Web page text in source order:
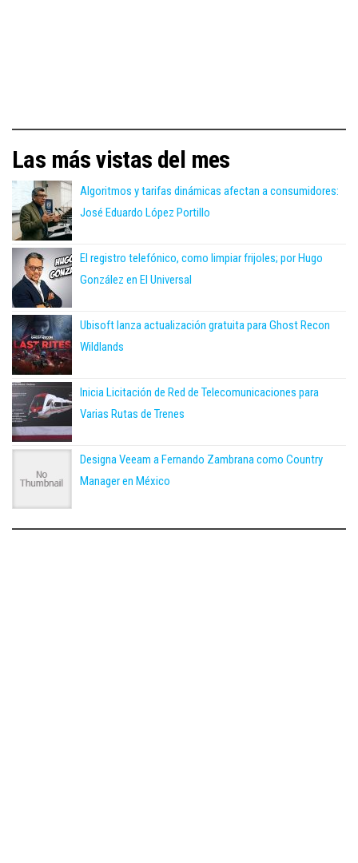
Las más vistas del mes
Algoritmos y tarifas dinámicas afectan a consumidores:
José Eduardo López Portillo
El registro telefónico, como limpiar frijoles; por Hugo
González en El Universal
Ubisoft lanza actualización gratuita para Ghost Recon
Wildlands
Inicia Licitación de Red de Telecomunicaciones para
Varias Rutas de Trenes
Designa Veeam a Fernando Zambrana como Country
Manager en México